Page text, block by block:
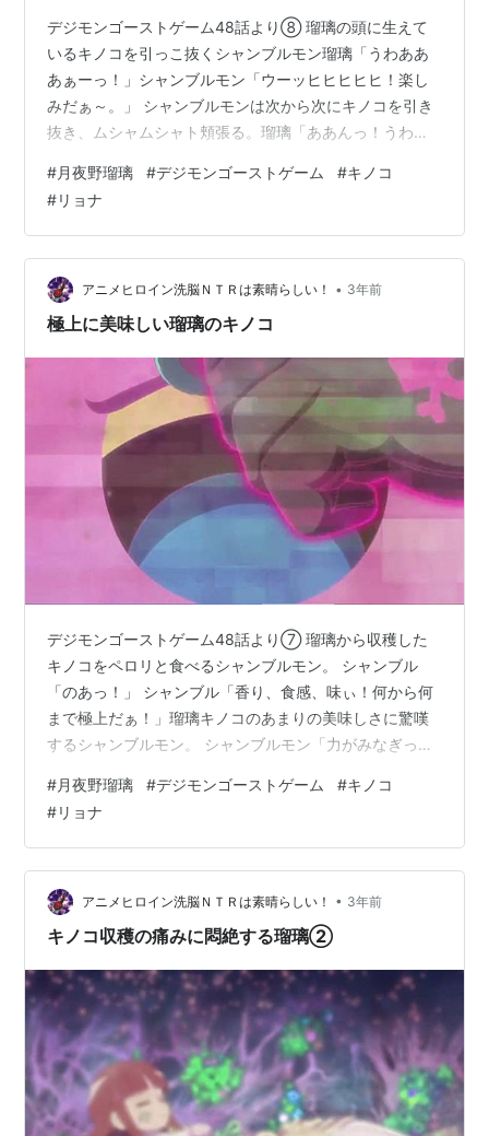
デジモンゴーストゲーム48話より⑧ 瑠璃の頭に生えて
いるキノコを引っこ抜くシャンブルモン瑠璃「うわああ
あぁーっ！」シャンブルモン「ウーッヒヒヒヒヒ！楽し
みだぁ～。」 シャンブルモンは次から次にキノコを引き
抜き、ムシャムシャト頬張る。瑠璃「ああんっ！うわあ
膨らんでいった。 その様子を眺める清司郎 シャンブルモ
ン「うおおおおーっ！」瑠璃のキノコを大量に摂取し、
シャンブルモンは巨大化した。
#月夜野瑠璃 #デジモンゴーストゲーム #キノコ
#リョナ
アニメヒロイン洗脳ＮＴＲは素晴らしい！ • 3年前
極上に美味しい瑠璃のキノコ
デジモンゴーストゲーム48話より⑦ 瑠璃から収穫した
キノコをペロリと食べるシャンブルモン。 シャンブル
「のあっ！」 シャンブル「香り、食感、味ぃ！何から何
まで極上だぁ！」瑠璃キノコのあまりの美味しさに驚嘆
するシャンブルモン。 シャンブルモン「力がみなぎっ
ンブルモンが集団で、瑠璃のキノコを次々収穫し貪り出
す。瑠璃「いやぁん！やぁん！ああぁっ！」収穫の痛み
に喘ぐ瑠璃。その様子を、宙は見ることしかできない。
シャンブルモン「何故だ？コイツから生えたのはどうし
てこんなに美味しい!?」瑠璃キノコをむしゃむしゃ食べな
がら疑問に思うシャンブルモン。 シャン…
#月夜野瑠璃 #デジモンゴーストゲーム #キノコ
#リョナ
アニメヒロイン洗脳ＮＴＲは素晴らしい！ • 3年前
キノコ収穫の痛みに悶絶する瑠璃②